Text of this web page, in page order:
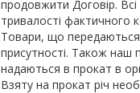
продовжити Договір.
тривалості фактичного
Товари, що передаються
присутності. Також наш
надаються в прокат в
Взяту на прокат річ